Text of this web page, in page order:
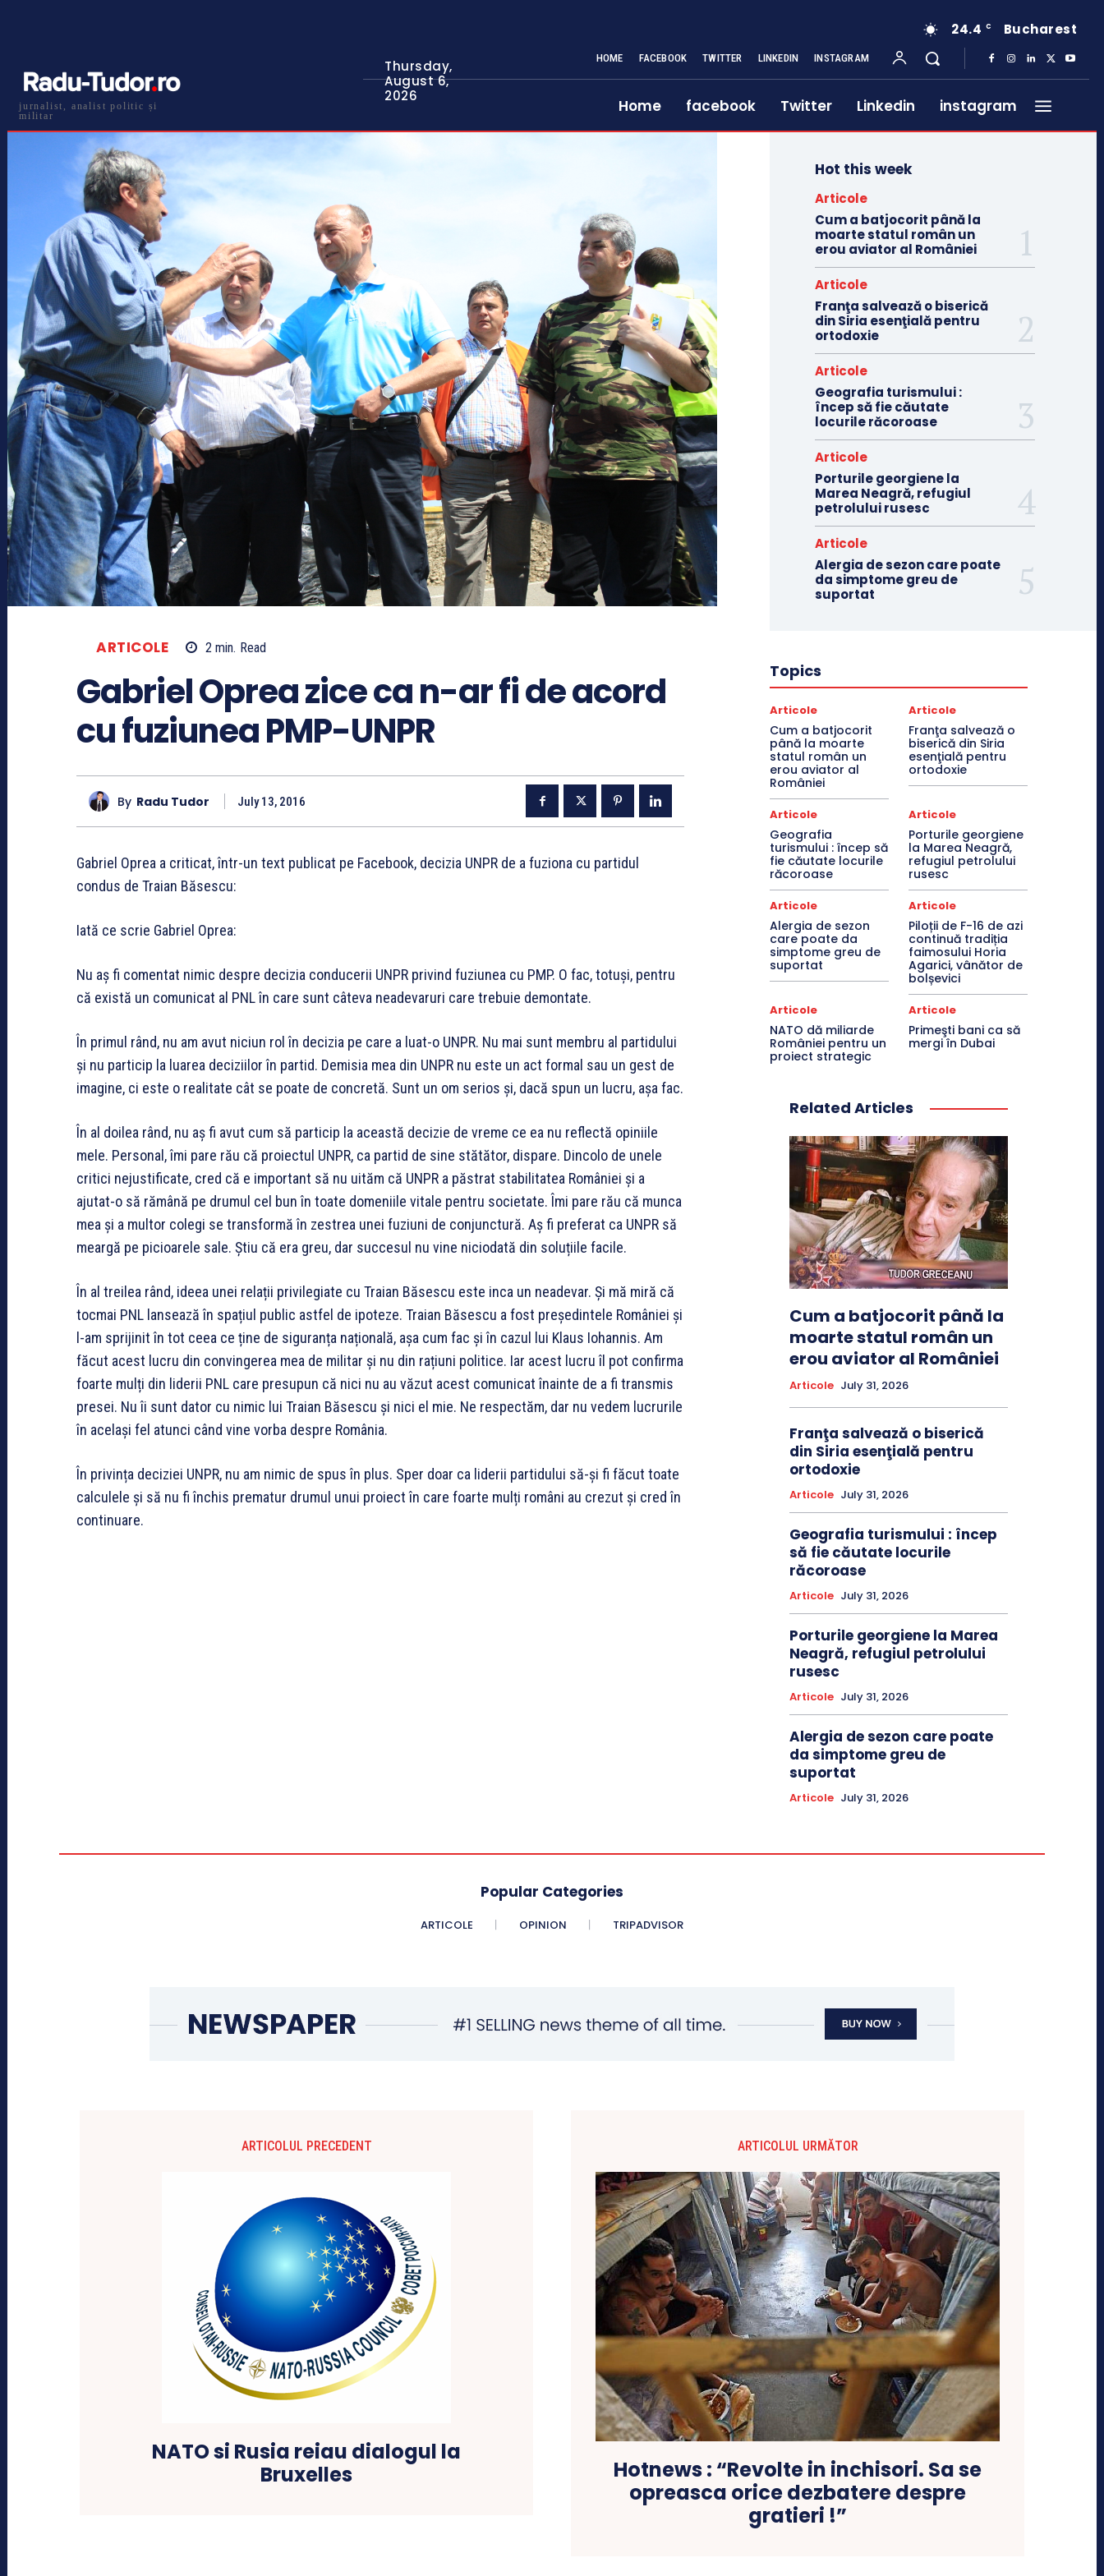
jurnalist, analist politic și
militar
Thursday,
August 6,
2026
24.4 C Bucharest
HOME FACEBOOK TWITTER LINKEDIN INSTAGRAM
Home facebook Twitter Linkedin instagram
ARTICOLE 2 min. Read
Gabriel Oprea zice ca n-ar fi de acord
cu fuziunea PMP-UNPR
By Radu Tudor July 13, 2016
Gabriel Oprea a criticat, într-un text publicat pe Facebook, decizia UNPR de a fuziona cu partidul
condus de Traian Băsescu:
Iată ce scrie Gabriel Oprea:
Nu aș fi comentat nimic despre decizia conducerii UNPR privind fuziunea cu PMP. O fac, totuși, pentru
că există un comunicat al PNL în care sunt câteva neadevaruri care trebuie demontate.
În primul rând, nu am avut niciun rol în decizia pe care a luat-o UNPR. Nu mai sunt membru al partidului
și nu particip la luarea deciziilor în partid. Demisia mea din UNPR nu este un act formal sau un gest de
imagine, ci este o realitate cât se poate de concretă. Sunt un om serios și, dacă spun un lucru, așa fac.
În al doilea rând, nu aș fi avut cum să particip la această decizie de vreme ce ea nu reflectă opiniile
mele. Personal, îmi pare rău că proiectul UNPR, ca partid de sine stătător, dispare. Dincolo de unele
critici nejustificate, cred că e important să nu uităm că UNPR a păstrat stabilitatea României și a
ajutat-o să rămână pe drumul cel bun în toate domeniile vitale pentru societate. Îmi pare rău că munca
mea și a multor colegi se transformă în zestrea unei fuziuni de conjunctură. Aș fi preferat ca UNPR să
meargă pe picioarele sale. Știu că era greu, dar succesul nu vine niciodată din soluțiile facile.
În al treilea rând, ideea unei relații privilegiate cu Traian Băsescu este inca un neadevar. Și mă miră că
tocmai PNL lansează în spațiul public astfel de ipoteze. Traian Băsescu a fost președintele României și
l-am sprijinit în tot ceea ce ține de siguranța națională, așa cum fac și în cazul lui Klaus Iohannis. Am
făcut acest lucru din convingerea mea de militar și nu din rațiuni politice. Iar acest lucru îl pot confirma
foarte mulți din liderii PNL care presupun că nici nu au văzut acest comunicat înainte de a fi transmis
presei. Nu îi sunt dator cu nimic lui Traian Băsescu și nici el mie. Ne respectăm, dar nu vedem lucrurile
în același fel atunci când vine vorba despre România.
În privința deciziei UNPR, nu am nimic de spus în plus. Sper doar ca liderii partidului să-și fi făcut toate
calculele și să nu fi închis prematur drumul unui proiect în care foarte mulți români au crezut și cred în
continuare.
Hot this week
Articole
Cum a batjocorit până la
moarte statul român un
erou aviator al României
Articole
Franţa salvează o biserică
din Siria esenţială pentru
ortodoxie
Articole
Geografia turismului :
încep să fie căutate
locurile răcoroase
Articole
Porturile georgiene la
Marea Neagră, refugiul
petrolului rusesc
Articole
Alergia de sezon care poate
da simptome greu de
suportat
Topics
Articole
Cum a batjocorit
până la moarte
statul român un
erou aviator al
României
Articole
Franţa salvează o
biserică din Siria
esenţială pentru
ortodoxie
Articole
Geografia
turismului : încep să
fie căutate locurile
răcoroase
Articole
Porturile georgiene
la Marea Neagră,
refugiul petrolului
rusesc
Articole
Alergia de sezon
care poate da
simptome greu de
suportat
Articole
Piloții de F-16 de azi
continuă tradiția
faimosului Horia
Agarici, vânător de
bolșevici
Articole
NATO dă miliarde
României pentru un
proiect strategic
Articole
Primeşti bani ca să
mergi în Dubai
Related Articles
Cum a batjocorit până la
moarte statul român un
erou aviator al României
Articole July 31, 2026
Franţa salvează o biserică
din Siria esenţială pentru
ortodoxie
Articole July 31, 2026
Geografia turismului : încep
să fie căutate locurile
răcoroase
Articole July 31, 2026
Porturile georgiene la Marea
Neagră, refugiul petrolului
rusesc
Articole July 31, 2026
Alergia de sezon care poate
da simptome greu de
suportat
Articole July 31, 2026
Popular Categories
ARTICOLE OPINION TRIPADVISOR
ARTICOLUL PRECEDENT
NATO si Rusia reiau dialogul la
Bruxelles
ARTICOLUL URMĂTOR
Hotnews : “Revolte in inchisori. Sa se
opreasca orice dezbatere despre
gratieri !”